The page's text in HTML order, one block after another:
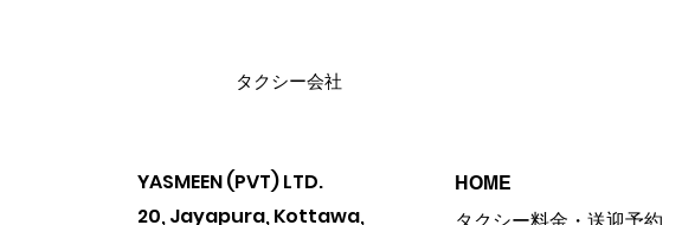
​タクシー会社
YASMEEN (PVT) LTD.
20, Jayapura, Kottawa,
HOME